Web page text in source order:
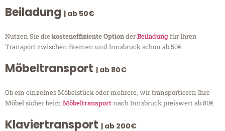
Beiladung | ab 50€
Nutzen Sie diekosteneffiziente OptionderBeiladungfür Ihren
Transport zwischen Bremen und Innsbruck schon ab 50€.
Möbeltransport | ab 80€
Ob ein einzelnes Möbelstück oder mehrere, wir transportieren Ihre
Möbel sicher beim Möbeltransportnach Innsbruck preiswert ab 80€.
Klaviertransport | ab 200€